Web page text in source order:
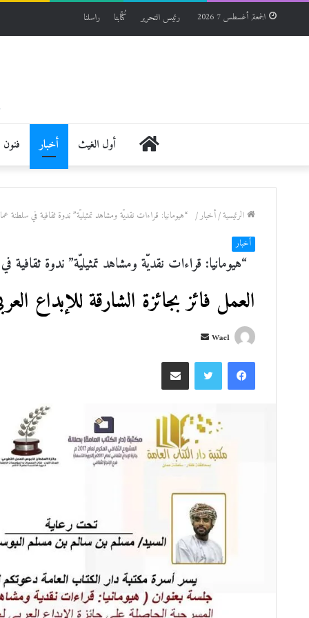
الجمعة, أغسطس 7 2026 رئيس التحرير كُتّابنا راسلنا
الرئيسيةأول الغيث أخبار فنون
الرئيسية/أخبار/ “هيومانيا: قراءات نقديّة ومشاهد تمثيليّة” ندوة ثقافية في
أخبار
“هيومانيا: قراءات نقديّة ومشاهد تمثيليّة” ندوة
العمل فائز بجائزة الشارقة للإبداع
Wael
ل
ر
ي
د
ا
ل
ك
ت
ر
و
ي
فيسبوك